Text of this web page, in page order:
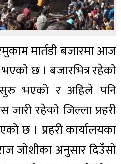
मार्तडी बजारमा आज
छ । बजारभित्र रहेको
भएको र अहिले पनि
जारी रहेको जिल्ला प्रहरी
छ । प्रहरी कार्यालयका
जोशीका अनुसार दिउँसो